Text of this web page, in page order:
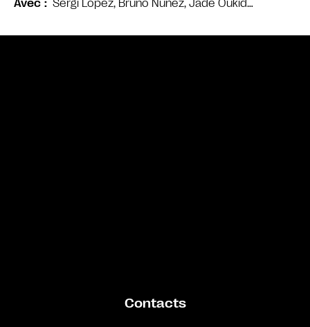
Avec Sergi López, Bruno Núñez, Jade Oukid…
Contacts